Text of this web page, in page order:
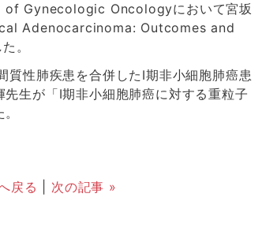
Gynecologic Oncologyにおいて宮坂
Adenocarcinoma: Outcomes and
。
性肺疾患を合併したI期非小細胞肺癌患
生が「I期非小細胞肺癌に対する重粒子
戻る 次の記事 »